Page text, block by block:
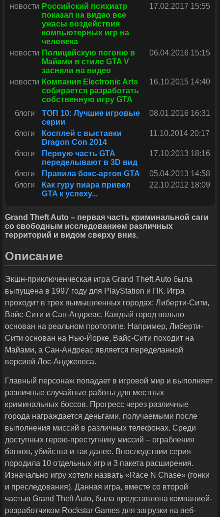
новости Российский психиатр
показал на видео все
ужасы воздействия
компьютерных игр на
человека
17.02.2017 15:55
новости Полицейскую погоню в
Майами в стиле GTA V
засняли на видео
06.04.2016 15:15
новости Компания Electronic Arts
собирается разработать
собственную игру GTA
16.10.2015 14:40
блоги
ТОП 10: Лучшие игровые
серии
08.01.2016 16:31
блоги
Косплей с выставки
Dragon Con 2014
11.10.2014 20:17
блоги
Первую часть GTA
переделывают в 3D вид
17.10.2013 18:16
блоги Правила бокс-артов GTA
05.04.2013 14:58
блоги
Как гуру пиара привел
GTA к успеху...
22.10.2012 18:09
Grand Theft Auto – первая часть криминальной саги
со свободным исследованием различных
территорий и видом сверху вниз.
Описание
Экшн-приключенческая игра Grand Theft Auto была
выпущена в 1997 году для PlayStation и ПК. Игра
проходит в трех вымышленных городах: Либерти-Сити,
Вайс-Сити и Сан-Андреас. Каждый город вольно
основан на реальном прототипе. Например, Либерти-
Сити основан на Нью-Йорке, Вайс-Сити походит на
Майами, а Сан-Андреас является переделанной
версией Лос-Анджелеса.
Главный персонаж попадает в игровой мир и выполняет
различные случайные работы для местных
криминальных боссов. Прогресс через различные
города награждается деньгами, получаемыми после
выполнения миссий в различных телефонах. Среди
доступных герою-преступнику миссий – ограбления
банков, убийства и так далее. Впоследствии серия
породила 10 отдельных игр и 3 пакета расширения.
Изначально игру хотели назвать «Race N Chase» (гонки
и преследования). Данная игра, вместе со второй
частью Grand Theft Auto, была представлена компанией-
разработчиком Rockstar Games для загрузки на веб-